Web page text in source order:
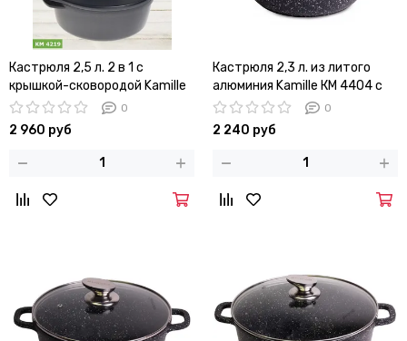
Кастрюля 2,5 л. 2 в 1 с
крышкой-сковородой Kamille
KM 4219 из литого алюминия
0
2 960 руб
Кастрюля 2,3 л. из литого
алюминия Kamille КМ 4404 с
мраморным покрытием
0
2 240 руб